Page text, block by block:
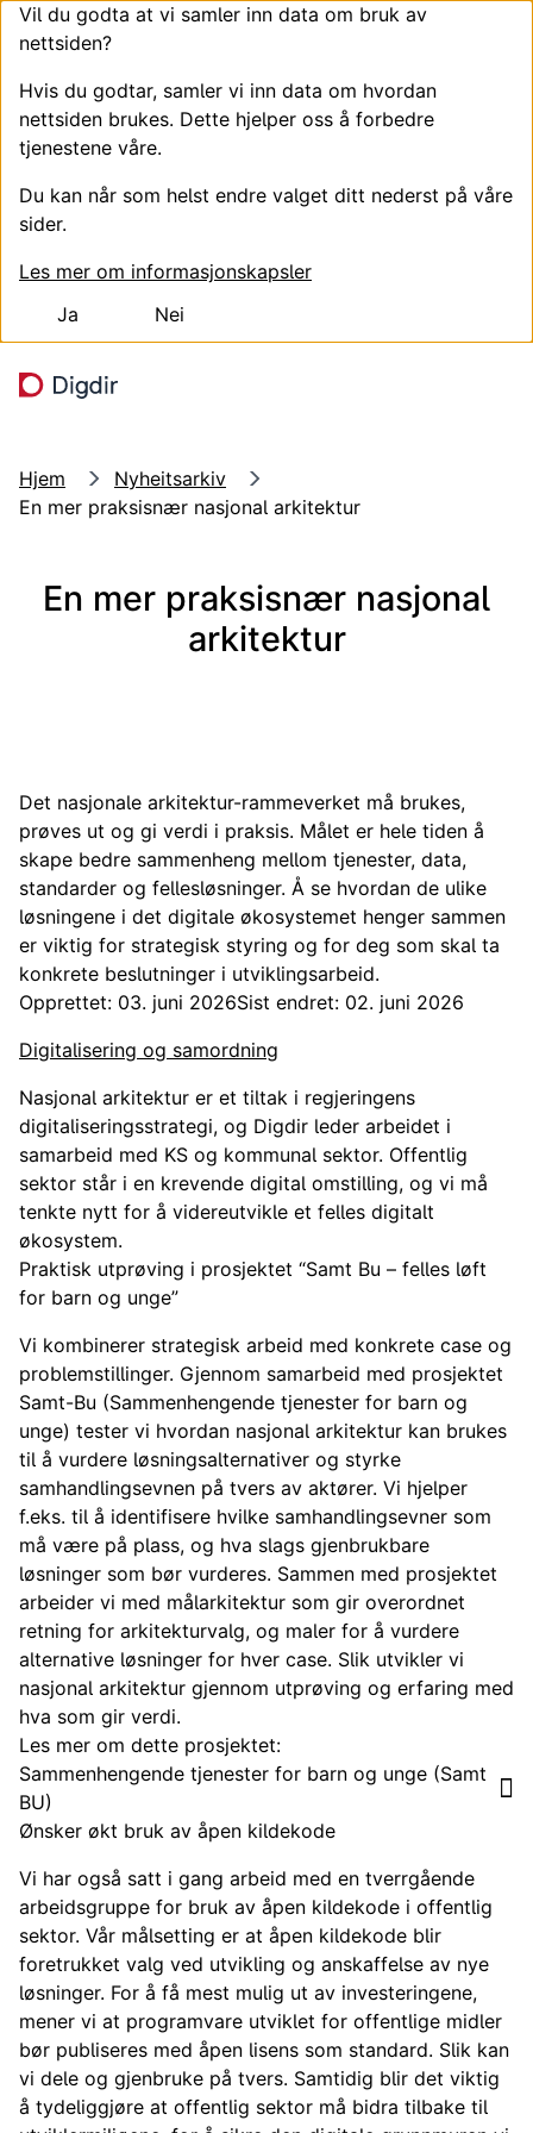
Vil du godta at vi samler inn data om bruk av
nettsiden?
Hvis du godtar, samler vi inn data om hvordan
nettsiden brukes. Dette hjelper oss å forbedre
tjenestene våre.
Du kan når som helst endre valget ditt nederst på våre
sider.
Les mer om informasjonskapsler
Ja
Nei
Hjem
Nyheitsarkiv
En mer praksisnær nasjonal arkitektur
En mer praksisnær nasjonal
arkitektur
Det nasjonale arkitektur-rammeverket må brukes,
prøves ut og gi verdi i praksis. Målet er hele tiden å
skape bedre sammenheng mellom tjenester, data,
standarder og fellesløsninger. Å se hvordan de ulike
løsningene i det digitale økosystemet henger sammen
er viktig for strategisk styring og for deg som skal ta
konkrete beslutninger i utviklingsarbeid.
Opprettet: 03. juni 2026Sist endret: 02. juni 2026
Digitalisering og samordning
Nasjonal arkitektur er et tiltak i regjeringens
digitaliseringsstrategi, og Digdir leder arbeidet i
samarbeid med KS og kommunal sektor. Offentlig
sektor står i en krevende digital omstilling, og vi må
tenkte nytt for å videreutvikle et felles digitalt
økosystem.
Praktisk utprøving i prosjektet “Samt Bu – felles løft
for barn og unge”
Vi kombinerer strategisk arbeid med konkrete case og
problemstillinger. Gjennom samarbeid med prosjektet
Samt-Bu (Sammenhengende tjenester for barn og
unge) tester vi hvordan nasjonal arkitektur kan brukes
til å vurdere løsningsalternativer og styrke
samhandlingsevnen på tvers av aktører. Vi hjelper
f.eks. til å identifisere hvilke samhandlingsevner som
må være på plass, og hva slags gjenbrukbare
løsninger som bør vurderes. Sammen med prosjektet
arbeider vi med målarkitektur som gir overordnet
retning for arkitekturvalg, og maler for å vurdere
alternative løsninger for hver case. Slik utvikler vi
nasjonal arkitektur gjennom utprøving og erfaring med
hva som gir verdi.
Les mer om dette prosjektet:
Sammenhengende tjenester for barn og unge (Samt
BU)
Ønsker økt bruk av åpen kildekode
Vi har også satt i gang arbeid med en tverrgående
arbeidsgruppe for bruk av åpen kildekode i offentlig
sektor. Vår målsetting er at åpen kildekode blir
foretrukket valg ved utvikling og anskaffelse av nye
løsninger. For å få mest mulig ut av investeringene,
mener vi at programvare utviklet for offentlige midler
bør publiseres med åpen lisens som standard. Slik kan
vi dele og gjenbruke på tvers. Samtidig blir det viktig
å tydeliggjøre at offentlig sektor må bidra tilbake til